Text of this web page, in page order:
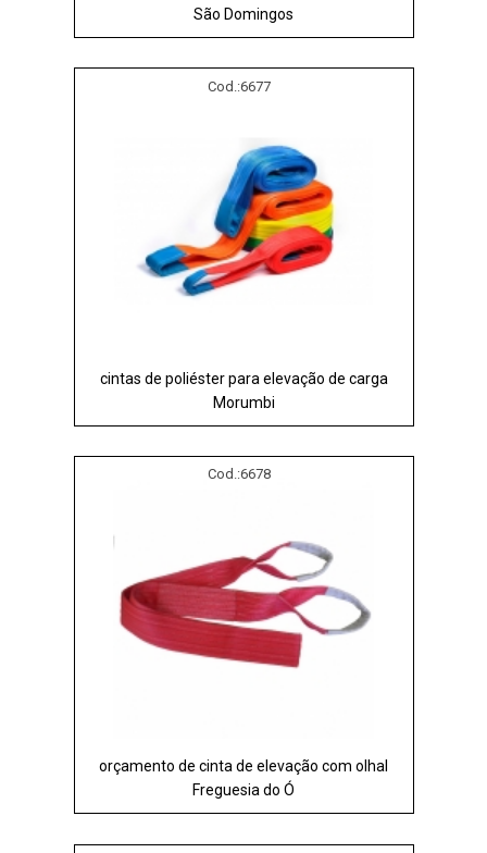
São Domingos
Cod.:6677
cintas de poliéster para elevação de carga
Morumbi
Cod.:6678
orçamento de cinta de elevação com olhal
Freguesia do Ó